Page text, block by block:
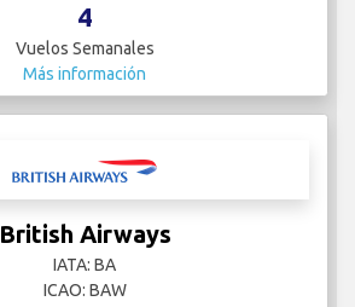
4
Vuelos Semanales
Más información
British Airways
IATA: BA
ICAO: BAW